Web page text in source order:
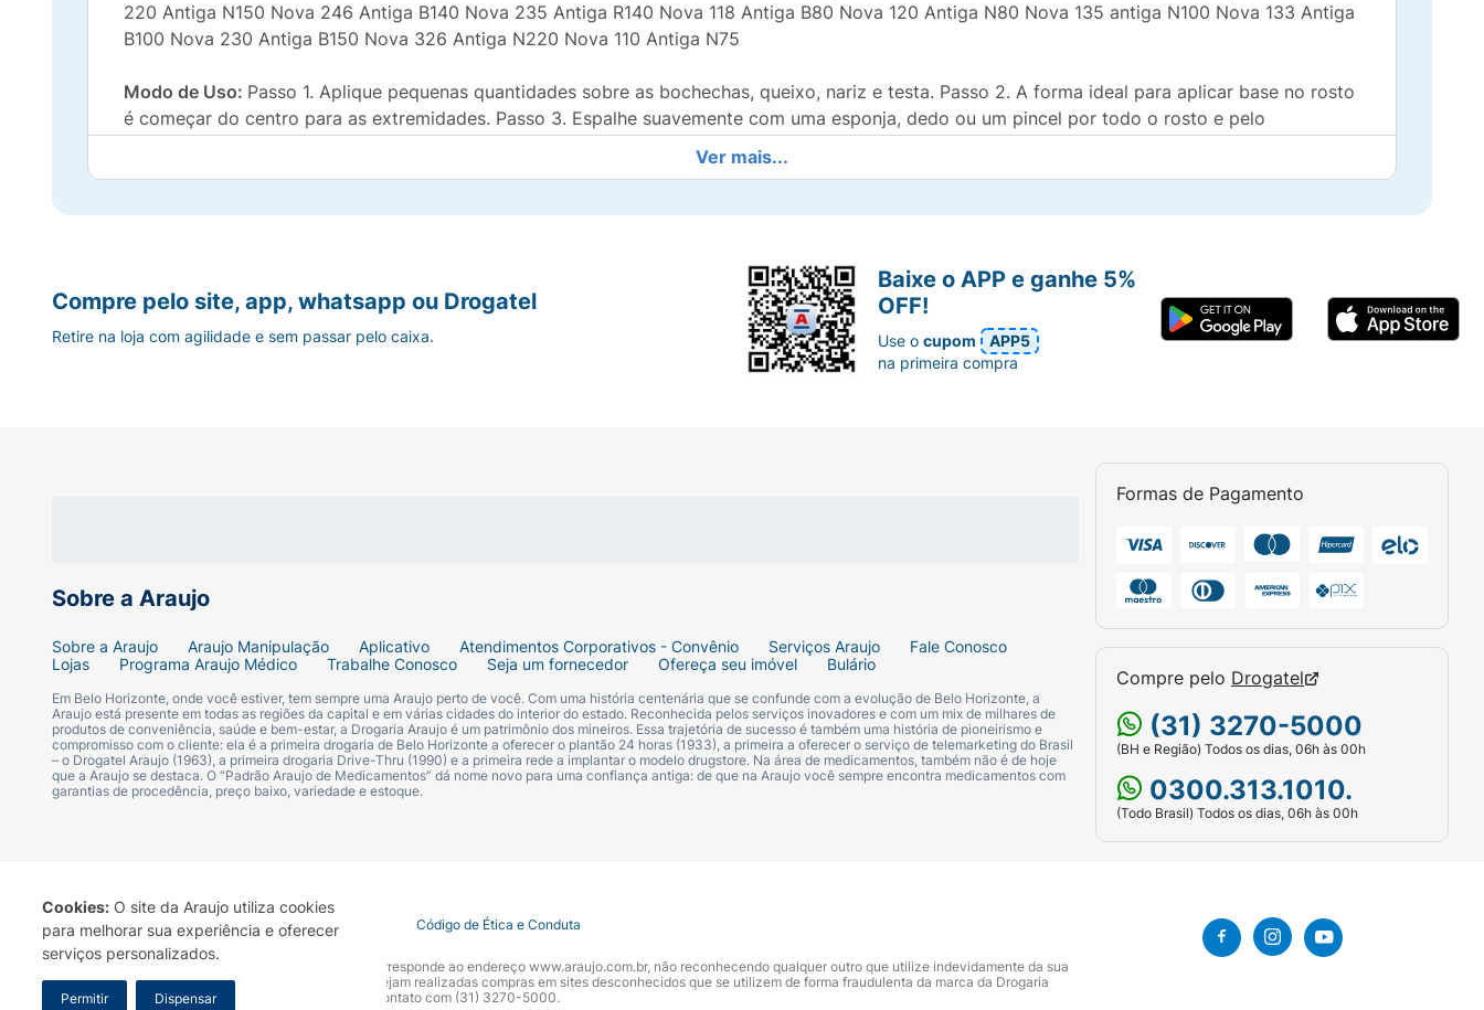
Cookies: O site da Araujo utiliza cookies
para melhorar sua experiência e oferecer
serviços personalizados.
Permitir Dispensar
220 Antiga N150 Nova 246 Antiga B140 Nova 235 Antiga R140 Nova 118 Antiga B80 Nova 120 Antiga N80 Nova 135 antiga N100 Nova 133 Antiga
B100 Nova 230 Antiga B150 Nova 326 Antiga N220 Nova 110 Antiga N75
Modo de Uso: Passo 1. Aplique pequenas quantidades sobre as bochechas, queixo, nariz e testa. Passo 2. A forma ideal para aplicar base no rosto
é começar do centro para as extremidades. Passo 3. Espalhe suavemente com uma esponja, dedo ou um pincel por todo o rosto e pelo
pescoço. Passo 4. Aguarde secar. Passo 5. Finalização com Fit Me Pó é opcional.
ALUMINUM HYDROXIDE, SILICA, PENTAERYTHRITYL TETRA-DI-TBUTYL HYDROXYHYDROCINNAMATE. PUEDE CONTENER: CI 77891 / TITANIUM DIOXIDE, CI 77491, CI 77492, CI 77499 / IRON OXIDES, CI 77007 / ULTRAMARINES, CI
Ver mais...
Sobre a Araujo
Sobre a Araujo Araujo Manipulação Aplicativo Atendimentos Corporativos - Convênio Serviços Araujo
Fale Conosco
Lojas
Programa Araujo Médico Trabalhe Conosco Seja um fornecedor Ofereça seu imóvel Bulário
Em Belo Horizonte, onde você estiver, tem sempre uma Araujo perto de você. Com uma história centenária que se confunde com a evolução de Belo Horizonte, a
Araujo está presente em todas as regiões da capital e em várias cidades do interior do estado. Reconhecida pelos serviços inovadores e com um mix de milhares de
produtos de conveniência, saúde e bem-estar, a Drogaria Araujo é um patrimônio dos mineiros. Essa trajetória de sucesso é também uma história de pioneirismo e
compromisso com o cliente: ela é a primeira drogaria de Belo Horizonte a oferecer o plantão 24 horas (1933), a primeira a oferecer o serviço de telemarketing do Brasil
– o Drogatel Araujo (1963), a primeira drogaria Drive-Thru (1990) e a primeira rede a implantar o modelo drugstore. Na área de medicamentos, também não é de hoje
que a Araujo se destaca. O “Padrão Araujo de Medicamentos” dá nome novo para uma confiança antiga: de que na Araujo você sempre encontra medicamentos com
garantias de procedência, preço baixo, variedade e estoque.
Formas de Pagamento
Compre pelo Drogatel
(31) 3270-5000
(BH e Região) Todos os dias, 06h às 00h
0300.313.1010.
(Todo Brasil) Todos os dias, 06h às 00h
Compre pelo site, app, whatsapp ou Drogatel
Retire na loja com agilidade e sem passar pelo caixa.
Baixe o APP e ganhe 5%
OFF!
Use ocupom
APP5
na primeira compra
Termo de Uso Portal da Privacidade Covid-19 Código de Ética e Conduta
A Drogaria Araujo S/A informa que o seu site oficial corresponde ao endereço www.araujo.com.br, não reconhecendo qualquer outro que utilize indevidamente da sua
marca. Para sua segurança recomendamos que não sejam realizadas compras em sites desconhecidos que se utilizem de forma fraudulenta da marca da Drogaria
Araujo S.A. Em caso de dúvidas, gentileza entrar em contato com (31) 3270-5000.